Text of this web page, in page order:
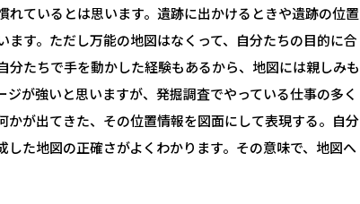
ているとは思います。遺跡に出かけるときや遺跡の位置
す。ただし万能の地図はなくって、自分たちの目的に合
たちで手を動かした経験もあるから、地図には親しみも
が強いと思いますが、発掘調査でやっている仕事の多く
が出てきた、その位置情報を図面にして表現する。自分
た地図の正確さがよくわかります。その意味で、地図へ